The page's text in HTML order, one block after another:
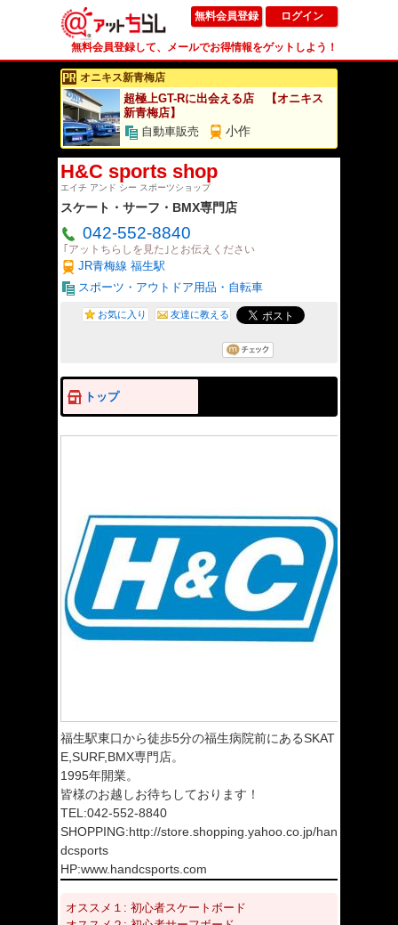
無料会員登録 ログイン
無料会員登録して、メールでお得情報をゲットしよう！
オニキス新青梅店
超極上GT-Rに出会える店 【オニキス
新青梅店】
自動車販売
小作
H&C sports shop
エイチ アンド シー スポーツショップ
スケート・サーフ・BMX専門店
042-552-8840
｢アットちらしを見た｣とお伝えください
JR青梅線 福生駅
スポーツ・アウトドア用品・自転車
お気に入り 友達に教える
トップ
福生駅東口から徒歩5分の福生病院前にあるSKAT
E,SURF,BMX専門店。
1995年開業。
皆様のお越しお待ちしております！
TEL:042-552-8840
SHOPPING:http://store.shopping.yahoo.co.jp/han
dcsports
HP:www.handcsports.com
オススメ１: 初心者スケートボード